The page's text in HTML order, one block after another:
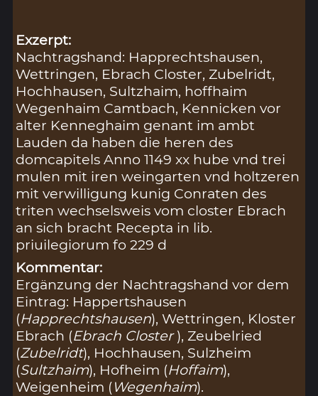
Exzerpt:
Nachtragshand: Happrechtshausen,
Wettringen, Ebrach Closter, Zubelridt,
Hochhausen, Sultzhaim, hoffhaim
Wegenhaim Camtbach, Kennicken vor
alter Kenneghaim genant im ambt
Lauden da haben die heren des
domcapitels Anno 1149 xx hube vnd trei
mulen mit iren weingarten vnd holtzeren
mit verwilligung kunig Conraten des
triten wechselsweis vom closter Ebrach
an sich bracht Recepta in lib.
priuilegiorum fo 229 d
Kommentar:
Ergänzung der Nachtragshand vor dem
Eintrag: Happertshausen
(Happrechtshausen), Wettringen, Kloster
Ebrach (Ebrach Closter), Zeubelried
(Zubelridt), Hochhausen, Sulzheim
(Sultzhaim), Hofheim (Hoffaim),
Weigenheim (Wegenhaim).